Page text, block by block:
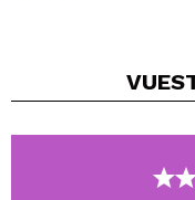
arrugas y mejora la
Retinal
Retinal
arrugas y líneas